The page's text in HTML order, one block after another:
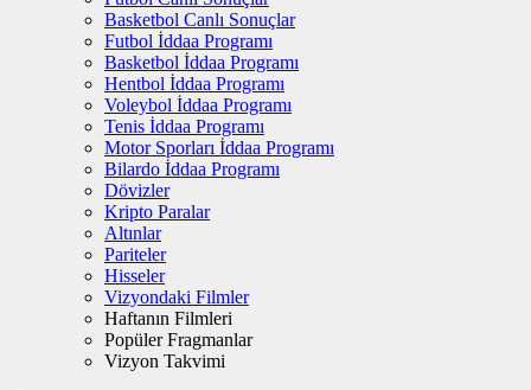
Basketbol Canlı Sonuçlar
Futbol İddaa Programı
Basketbol İddaa Programı
Hentbol İddaa Programı
Voleybol İddaa Programı
Tenis İddaa Programı
Motor Sporları İddaa Programı
Bilardo İddaa Programı
Dövizler
Kripto Paralar
Altınlar
Pariteler
Hisseler
Vizyondaki Filmler
Haftanın Filmleri
Popüler Fragmanlar
Vizyon Takvimi